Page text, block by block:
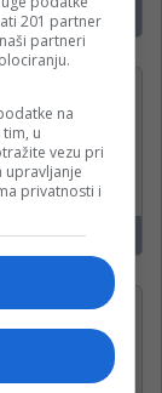
(m/
201 partner
partneri
na
u
vezu pri
upravljanje
privatnosti i